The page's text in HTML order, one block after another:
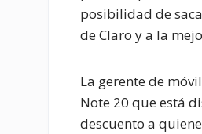
posibilidad de
de Claro y a la
La gerente de
Note 20 que está
descuento a